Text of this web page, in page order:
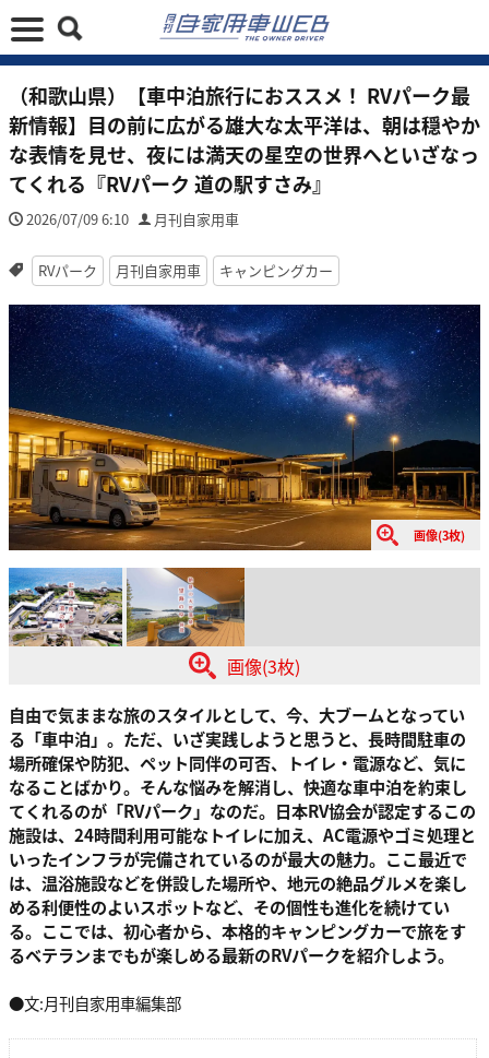
（和歌山県）【車中泊旅行におススメ！ RVパーク最
新情報】目の前に広がる雄大な太平洋は、朝は穏やか
な表情を見せ、夜には満天の星空の世界へといざなっ
てくれる『RVパーク 道の駅すさみ』
2026/07/09 6:10 月刊自家用車
RVパーク 月刊自家用車 キャンピングカー
画像(3枚)
画像(3枚)
自由で気ままな旅のスタイルとして、今、大ブームとなってい
る「車中泊」。ただ、いざ実践しようと思うと、長時間駐車の
場所確保や防犯、ペット同伴の可否、トイレ・電源など、気に
なることばかり。そんな悩みを解消し、快適な車中泊を約束し
てくれるのが「RVパーク」なのだ。日本RV協会が認定するこの
施設は、24時間利用可能なトイレに加え、AC電源やゴミ処理と
いったインフラが完備されているのが最大の魅力。ここ最近で
は、温浴施設などを併設した場所や、地元の絶品グルメを楽し
める利便性のよいスポットなど、その個性も進化を続けてい
る。ここでは、初心者から、本格的キャンピングカーで旅をす
るベテランまでもが楽しめる最新のRVパークを紹介しよう。
●文:月刊自家用車編集部